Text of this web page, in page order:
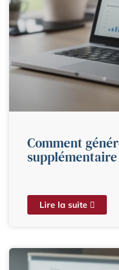
Comment
Lire la suite